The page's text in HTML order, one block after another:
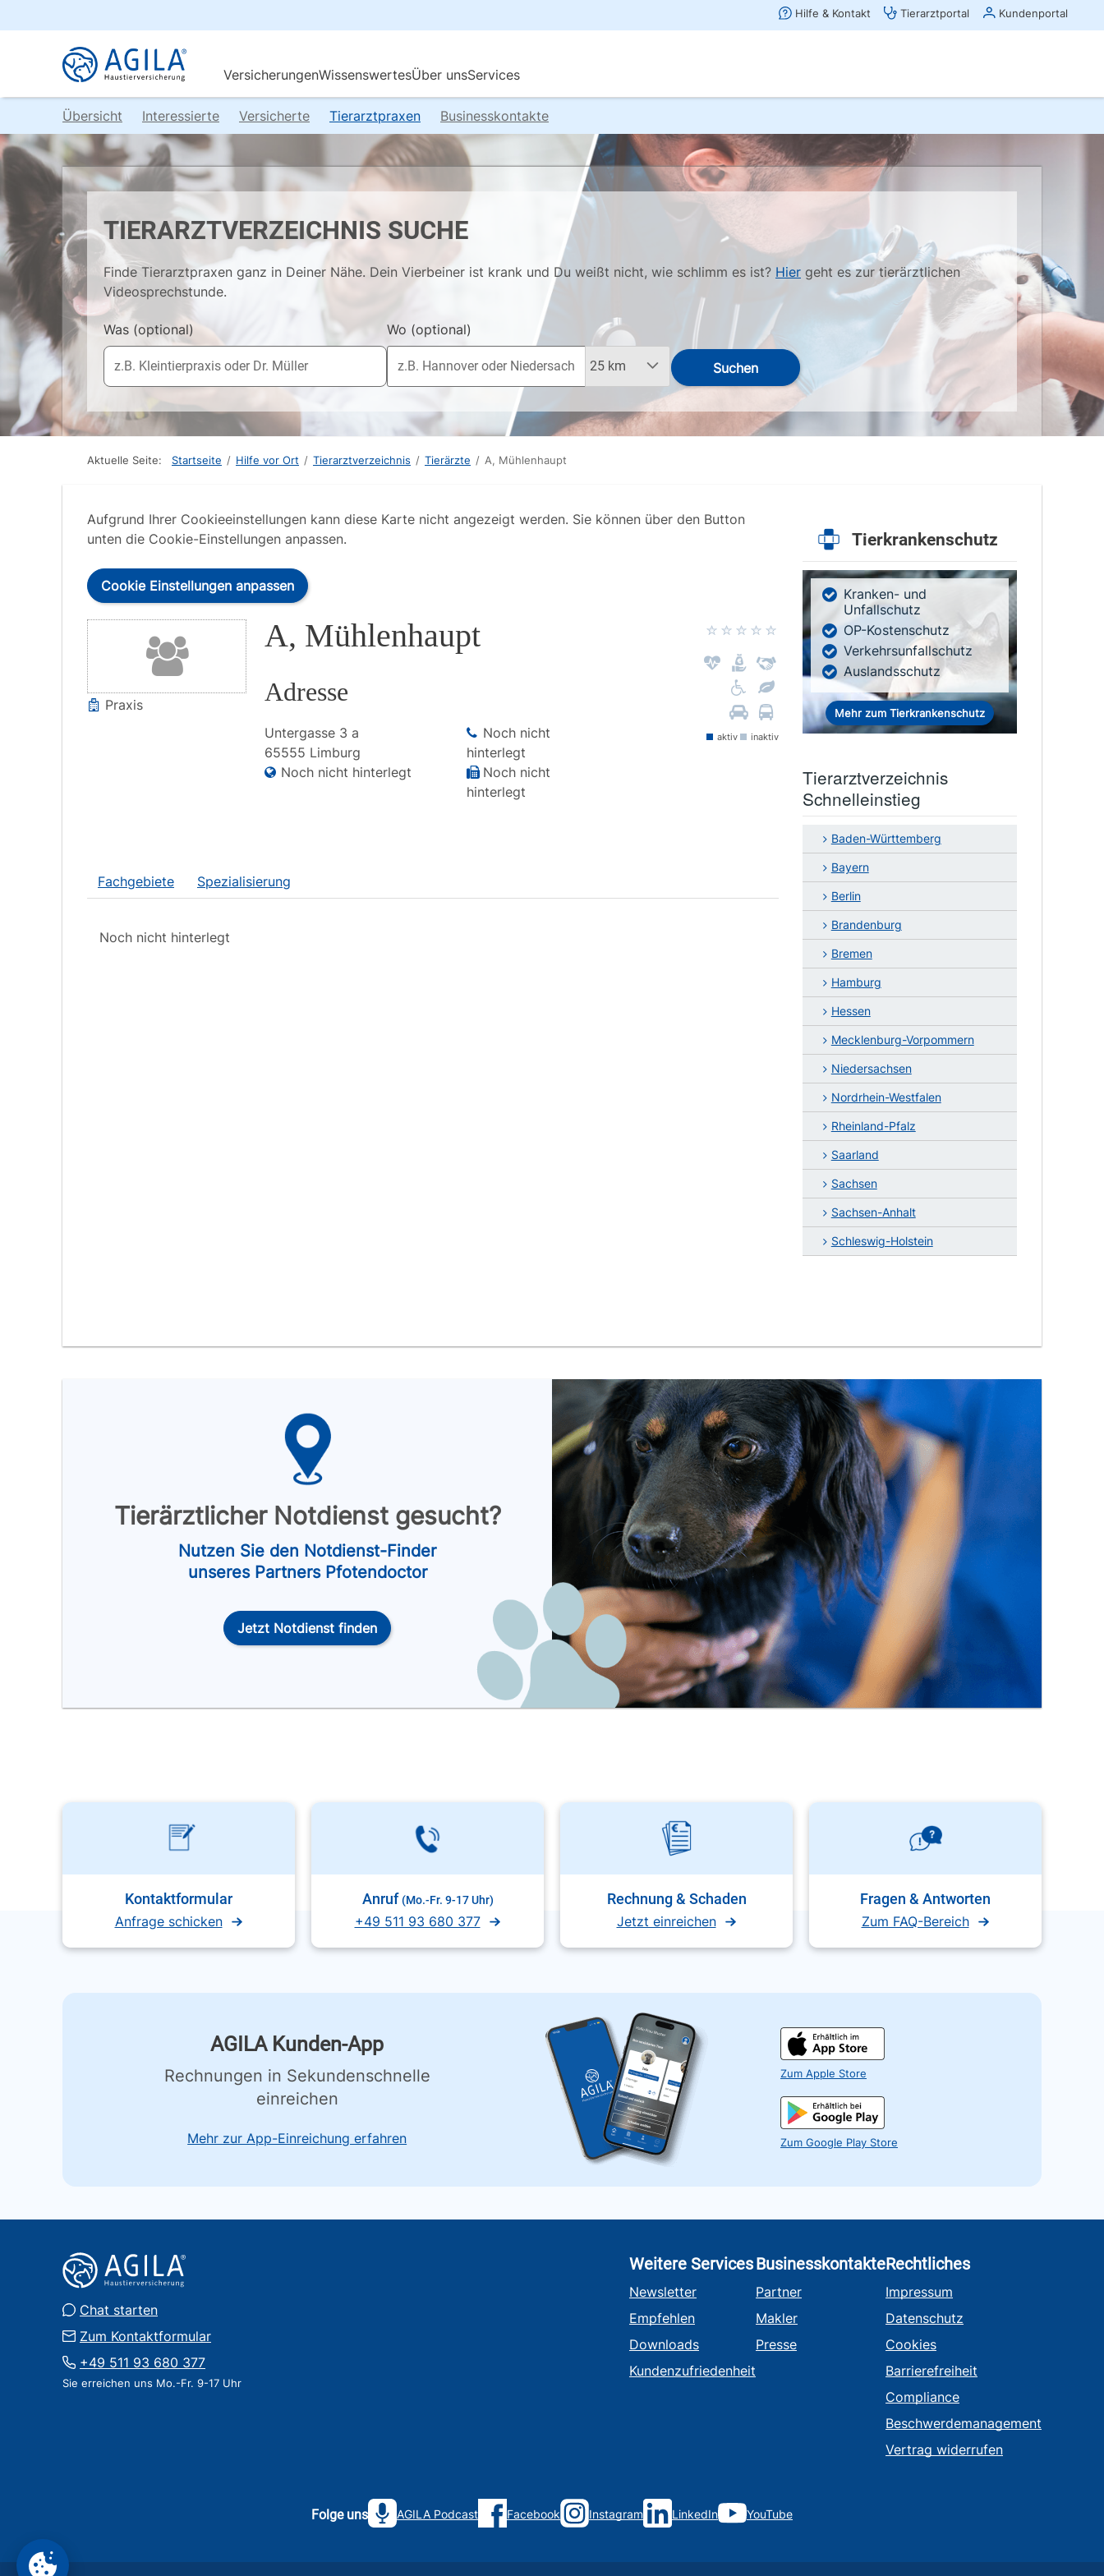
Übersicht Interessierte Versicherte Tierarztpraxen Businesskontakte
TIERARZTVERZEICHNIS SUCHE
Finde Tierarztpraxen ganz in Deiner Nähe. Dein Vierbeiner ist krank und Du weißt nicht, wie schlimm es ist? Hier geht es zur tierärztlichen
Videosprechstunde.
Was (optional) Wo (optional)
Suchen
Aktuelle Seite: Startseite / Hilfe vor Ort / Tierarztverzeichnis / Tierärzte / A, Mühlenhaupt
Aufgrund Ihrer Cookieeinstellungen kann diese Karte nicht angezeigt werden. Sie können über den Button
unten die Cookie-Einstellungen anpassen.
Cookie Einstellungen anpassen
Praxis
A, Mühlenhaupt
Adresse
Untergasse 3 a
65555 Limburg
Noch nicht hinterlegt
Noch nicht
hinterlegt
Noch nicht
hinterlegt
aktiv inaktiv
Fachgebiete Spezialisierung
Noch nicht hinterlegt
Tierkrankenschutz
Kranken- und
Unfallschutz
OP-Kostenschutz
Verkehrsunfallschutz
Auslandsschutz
Mehr zum Tierkrankenschutz
Tierarztverzeichnis
Schnelleinstieg
Baden-Württemberg
Bayern
Berlin
Brandenburg
Bremen
Hamburg
Hessen
Mecklenburg-Vorpommern
Niedersachsen
Nordrhein-Westfalen
Rheinland-Pfalz
Saarland
Sachsen
Sachsen-Anhalt
Schleswig-Holstein
Tierärztlicher Notdienst gesucht?
Nutzen Sie den Notdienst-Finder
unseres Partners Pfotendoctor
Jetzt Notdienst finden
Kontaktformular
Anfrage schicken
Anruf (Mo.-Fr. 9-17 Uhr)
+49 511 93 680 377
Rechnung & Schaden
Jetzt einreichen
Fragen & Antworten
Zum FAQ-Bereich
AGILA Kunden-App
Rechnungen in Sekundenschnelle
einreichen
Mehr zur App-Einreichung erfahren
Zum Apple Store
Zum Google Play Store